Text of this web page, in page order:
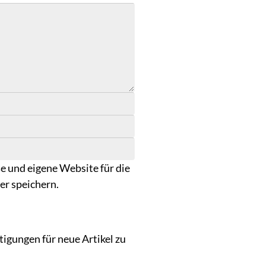
und eigene Website für die
speichern.
für neue Artikel zu